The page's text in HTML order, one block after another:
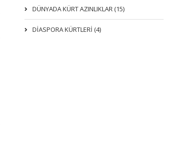
DÜNYADA KÜRT AZINLIKLAR (15)
DİASPORA KÜRTLERİ (4)